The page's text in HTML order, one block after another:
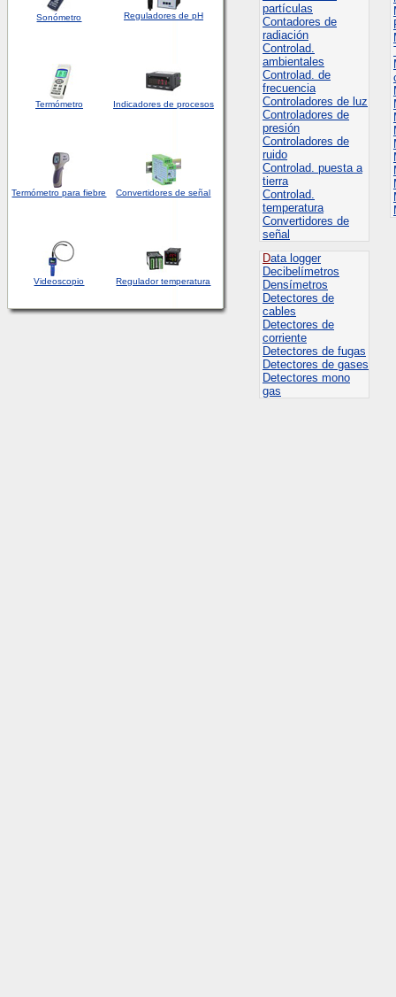
Sonómetro Reguladores de pH
Termómetro Indicadores de procesos
Termómetro para fiebre Convertidores de señal
Videoscopio Regulador temperatura
partículas
Contadores de
radiación
Controlad.
ambientales
Controlad. de
frecuencia
Controladores de luz
Controladores de
presión
Controladores de
ruido
Controlad. puesta a
tierra
Controlad.
temperatura
Convertidores de
señal
Data logger
Decibelímetros
Densímetros
Detectores de
cables
Detectores de
corriente
Detectores de fugas
Detectores de gases
Detectores mono
gas